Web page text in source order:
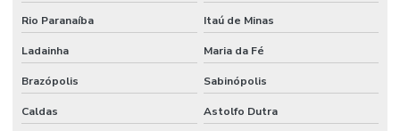
Serviço de facilities industrial
Serviço de infraestrutura
Serviço de manutenção
Rio Paranaíba Itaú de Minas
Ladainha Maria da Fé
Brazópolis Sabinópolis
Caldas Astolfo Dutra